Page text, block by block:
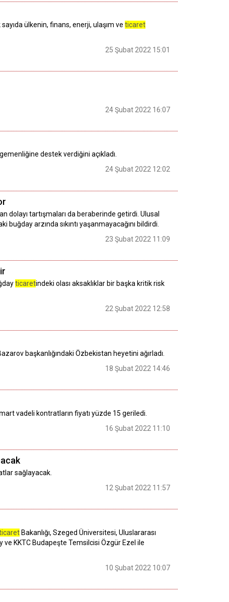
ülkenin, finans, enerji, ulaşım ve ticaret
25 Şubat 2022 15:01
24 Şubat 2022 16:07
destek verdiğini açıkladı.
24 Şubat 2022 12:02
dolayı tartışmaları da beraberinde getirdi. Ulusal
arzında sıkıntı yaşanmayacağını bildirdi.
23 Şubat 2022 11:09
ticaretindeki olası aksaklıklar bir başka kritik risk
22 Şubat 2022 12:58
başkanlığındaki Özbekistan heyetini ağırladı.
18 Şubat 2022 14:46
vadeli kontratların fiyatı yüzde 15 geriledi.
16 Şubat 2022 11:10
sağlayacak.
12 Şubat 2022 11:57
Bakanlığı, Szeged Üniversitesi, Uluslararası
KKTC Budapeşte Temsilcisi Özgür Ezel ile
10 Şubat 2022 10:07